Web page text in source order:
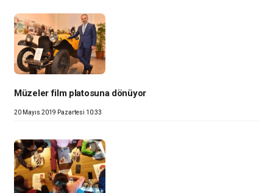
Müzeler film platosuna dönüyor
20 Mayıs 2019 Pazartesi 10:33